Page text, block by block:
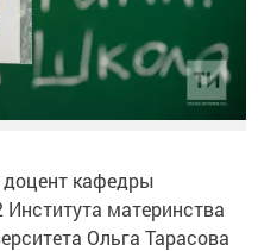
доцент кафедры
материнства
Ольга Тарасова